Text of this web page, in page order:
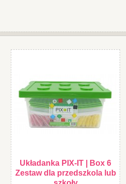
Układanka PIX-IT | Box 6
Zestaw dla przedszkola lub